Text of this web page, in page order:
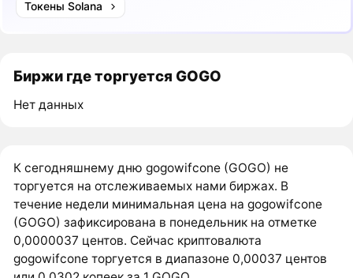
Токены Solana
Биржи где торгуется GOGO
Нет данных
К сегодняшнему дню gogowifcone (GOGO) не
торгуется на отслеживаемых нами биржах. В
течение недели минимальная цена на gogowifcone
(GOGO) зафиксирована в понедельник на отметке
0,0000037 центов. Сейчас криптовалюта
gogowifcone торгуется в диапазоне 0,00037 центов